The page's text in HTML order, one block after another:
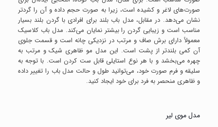
صورت‌های لاغر و کشیده است، زیرا به صورت حجم داده و آن را گردتر
نشان می‌دهد. در مقابل، مدل باب بلند برای افرادی با گردن بلند بسیار
مناسب است و زیبایی گردن را بیشتر نمایان می‌کند. مدل باب کلاسیک
معمولاً دارای برش صاف و مرتب در نزدیکی چانه است و قسمت جلوی
آن کمی بلندتر از پشت است. این مدل مو ظاهری شیک و مرتب به
چهره می‌بخشد و با هر نوع استایلی قابل ست کردن است. با توجه به
سلیقه و فرم صورت خود، می‌توانید طول و حالت مدل باب را تغییر داده
و ظاهری منحصر به فرد برای خود ایجاد کنید.
مدل موی لیر